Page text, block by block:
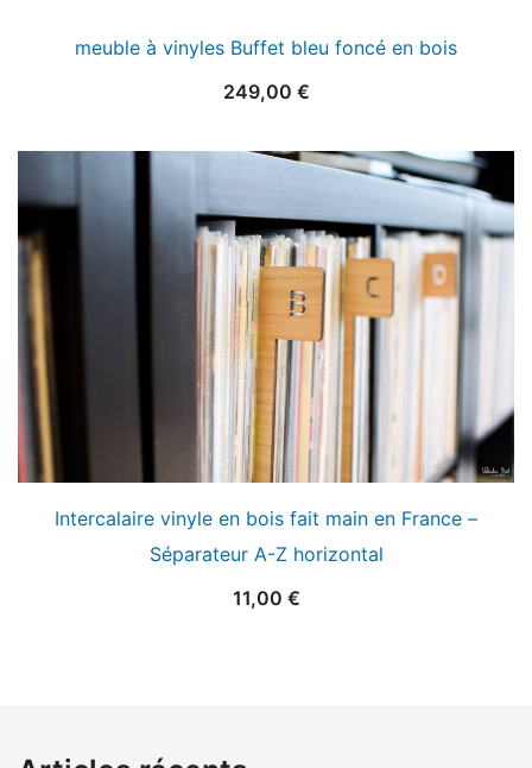
meuble à vinyles Buffet bleu foncé en bois
249,00 €
Intercalaire vinyle en bois fait main en France –
Séparateur A-Z horizontal
11,00 €